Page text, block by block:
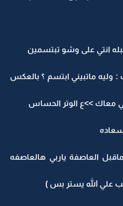
انتي على وشو تبتسمين
ماتبيني ابتسم ؟ بالعكس
معاك >>ع الوتر الحساس
العاصفة ياربي هالعاصفه
علي الله يستر بس )